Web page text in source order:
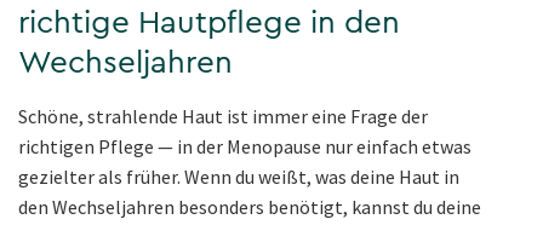
richtige Hautpflege in den
Wechseljahren
Schöne, strahlende Haut ist immer eine Frage der
richtigen Pflege — in der Menopause nur einfach etwas
gezielter als früher. Wenn du weißt, was deine Haut in
den Wechseljahren besonders benötigt, kannst du deine